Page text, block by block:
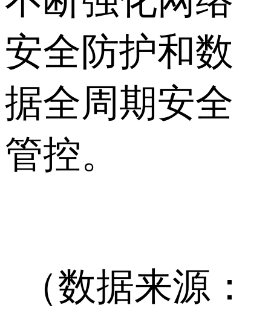
安全防护和数
据全周期安全
管控。
（数据来源：